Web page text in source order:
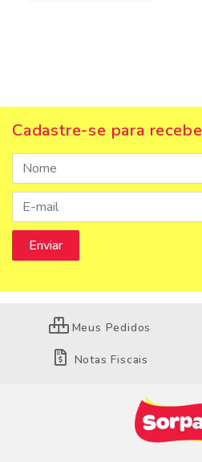
Cadastre-se para
Meus Pedidos
Notas Fiscais